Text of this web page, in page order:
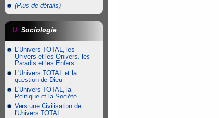
(Plus de détails)
U_ Sociologie
L'Univers TOTAL, les
Univers et les Onivers, les
Paradis et les Enfers
L'Univers TOTAL et la
question de Dieu
L'Univers TOTAL, la
Politique et la Société
Vers une Civilisation de
l'Univers TOTAL...